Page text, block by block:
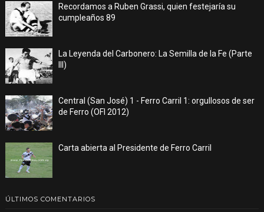
Recordamos a Ruben Grassi, quien festejaría su
cumpleaños 89
La Leyenda del Carbonero: La Semilla de la Fe (Parte
III)
Central (San José) 1 - Ferro Carril 1: orgullosos de ser
de Ferro (OFI 2012)
Carta abierta al Presidente de Ferro Carril
ÚLTIMOS COMENTARIOS